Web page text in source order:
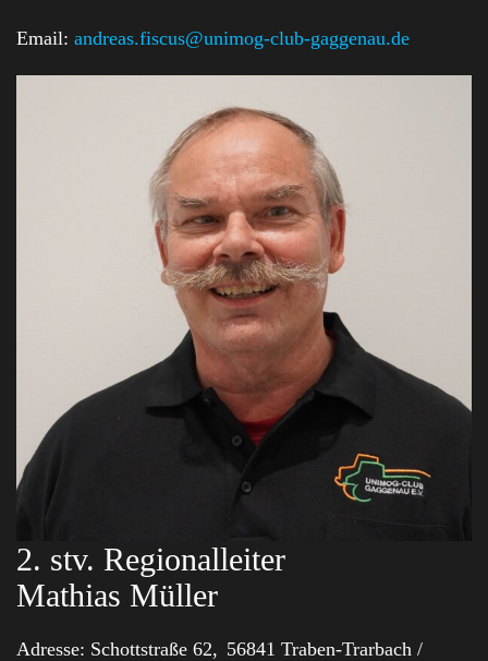
Email: andreas.fiscus@unimog-club-gaggenau.de
2. stv. Regionalleiter
Mathias Müller
Adresse: Schottstraße 62, 56841 Traben-Trarbach /